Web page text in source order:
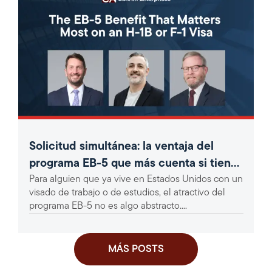
Solicitud simultánea: la ventaja del
programa EB-5 que más cuenta si tienes
un visado H-1B o F-1
Para alguien que ya vive en Estados Unidos con un
visado de trabajo o de estudios, el atractivo del
programa EB-5 no es algo abstracto....
MÁS POSTS